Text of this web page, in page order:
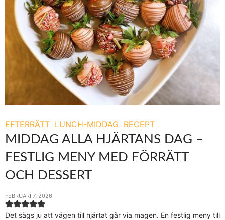
EFTERRÄTT LUNCH-MIDDAG RECEPT
MIDDAG ALLA HJÄRTANS DAG –
FESTLIG MENY MED FÖRRÄTT
OCH DESSERT
FEBRUARI 7, 2026
Det sägs ju att vägen till hjärtat går via magen. En festlig meny till